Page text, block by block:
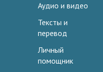
Аудио и видео
Тексты и
перевод
Личный
помощник